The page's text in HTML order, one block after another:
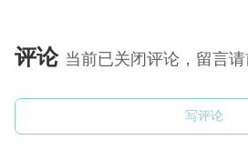
评论 当前已关闭评论，留言请
写评论